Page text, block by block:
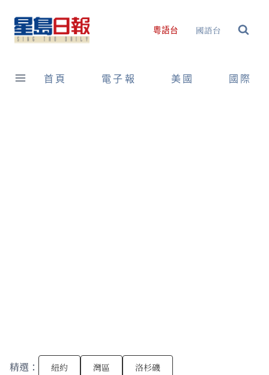
content
粵語台 國語台
首頁 電子報 美國 國際
精選： 紐約 灣區 洛杉磯